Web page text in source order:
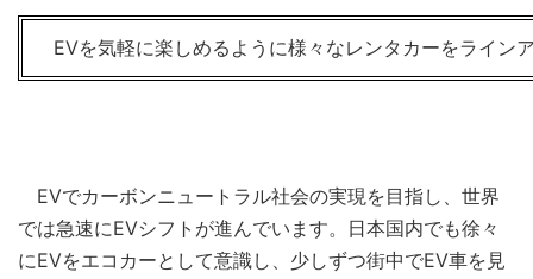
EVを気軽に楽しめるように様々なレンタカーをライン
EVでカーボンニュートラル社会の実現を目指し、世界
では急速にEVシフトが進んでいます。日本国内でも徐々
にEVをエコカーとして意識し、少しずつ街中でEV車を見